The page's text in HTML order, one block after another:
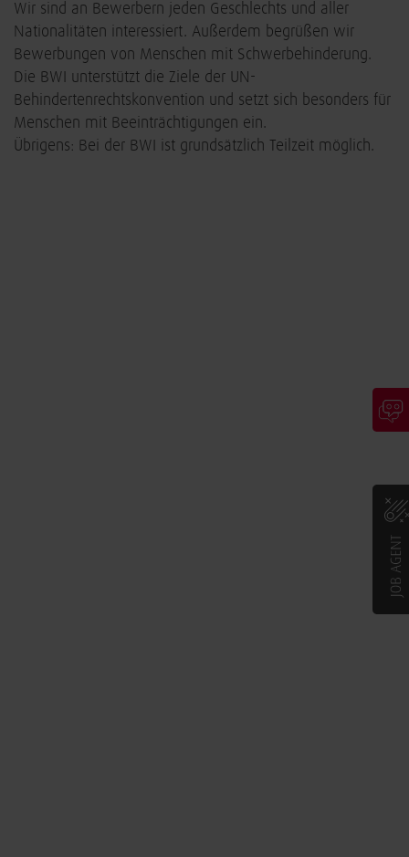
Wir sind an Bewerbern jeden Geschlechts und aller
Nationalitäten interessiert. Außerdem begrüßen wir
Bewerbungen von Menschen mit Schwerbehinderung.
Die BWI unterstützt die Ziele der UN-
Behindertenrechtskonvention und setzt sich besonders für
Menschen mit Beeinträchtigungen ein.
Übrigens: Bei der BWI ist grundsätzlich Teilzeit möglich.